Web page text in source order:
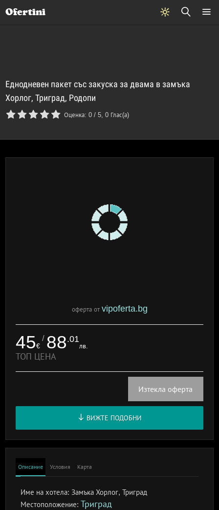
Ofertini
Еднодневен пакет със закуска за двама в замъка
Хорлог, Триград, Родопи
Оценка:0 /5,0 Глас(а)
оферта от vipoferta.bg
45€
/ 88.01
лв.
ТОП ЦЕНА
Изтекла оферта
ВИЖТЕ ПОДОБНИ
Описание Условия Карта
Име на хотела:Замъка Хорлог, Триград
Местоположение: Триград